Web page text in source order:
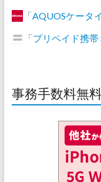
「AQUOSケータ
「プリペイド携帯
事務手数料無